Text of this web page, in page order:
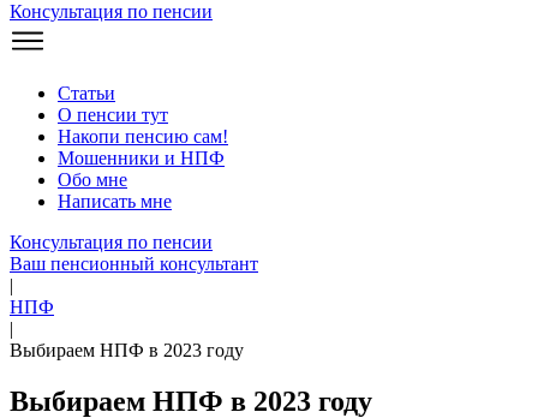
Консультация по пенсии
Статьи
О пенсии тут
Накопи пенсию сам!
Мошенники и НПФ
Обо мне
Написать мне
Консультация по пенсии
Ваш пенсионный консультант
|
НПФ
|
Выбираем НПФ в 2023 году
Выбираем НПФ в 2023 году